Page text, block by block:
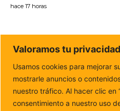
hace 17 horas